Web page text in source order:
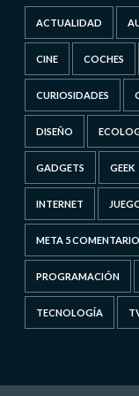
ACTUALIDAD
CINE COCHES
CURIOSIDADES
DISEÑO
GADGETS GEEK
INTERNET
META 5
PROGRAMACIÓN
TECNOLOGÍA